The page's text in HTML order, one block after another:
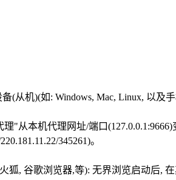
从机)(如: Windows, Mac, Linux, 以及
本机代理网址/端口(127.0.0.1:9666)
345261)。
, 谷歌浏览器,等): 无界浏览启动后,